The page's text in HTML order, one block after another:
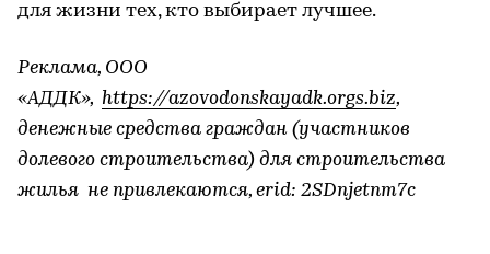
для жизни тех, кто выбирает лучшее.
Реклама, ООО
«АДДК», https://azovodonskayadk.orgs.biz,
денежные средства граждан (участников
долевого строительства) для строительства
жилья не привлекаются, erid: 2SDnjetnm7c